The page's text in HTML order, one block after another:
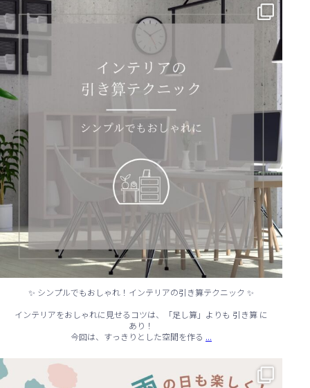
✨ シンプルでもおしゃれ！インテリアの引き算テクニック ✨
...
✨ シンプルでもおしゃれ！インテリアの引き算テクニック ✨
インテリアをおしゃれに見せるコツは、「足し算」よりも 引き算 に
あり！
今回は、すっきりとした空間を作る ...
☔ 雨の日でも快適に！室内でできる遊びアイデア 🌈
...